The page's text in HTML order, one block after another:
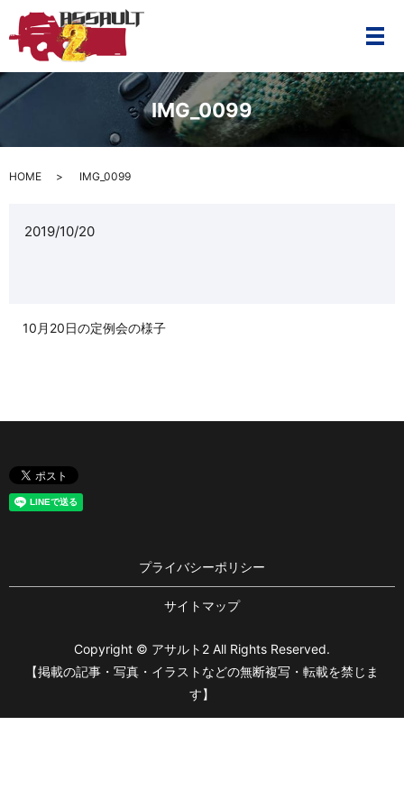
メ
IMG_0099
HOME IMG_0099
2019/10/20
10月20日の定例会の様子
プライバシーポリシー
サイトマップ
Copyright © アサルト2 All Rights Reserved.
【掲載の記事・写真・イラストなどの無断複写・転載を禁じま
す】